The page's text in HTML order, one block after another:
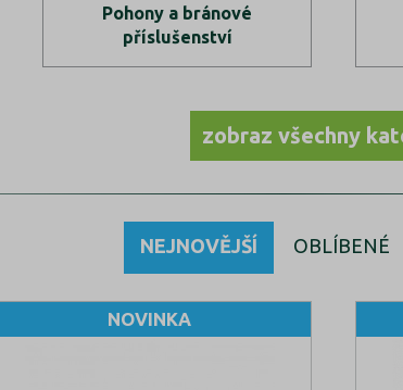
Pohony a bránové
příslušenství
zobraz všechny
NEJNOVĚJŠÍ OBLÍBENÉ
NOVINKA